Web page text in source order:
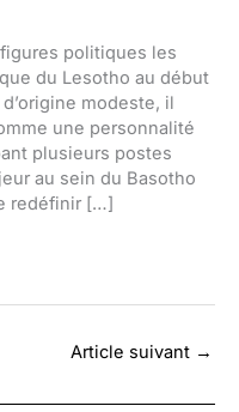
politiques les
du Lesotho au début
modeste, il
une personnalité
plusieurs postes
au sein du Basotho
redéfinir […]
Article suivant →